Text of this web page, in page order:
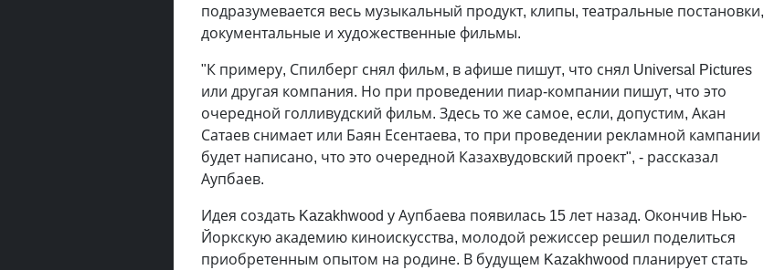
подразумевается весь музыкальный продукт, клипы, театральные постановки,
документальные и художественные фильмы.
"К примеру, Спилберг снял фильм, в афише пишут, что снял Universal Pictures
или другая компания. Но при проведении пиар-компании пишут, что это
очередной голливудский фильм. Здесь то же самое, если, допустим, Акан
Сатаев снимает или Баян Есентаева, то при проведении рекламной кампании
будет написано, что это очередной Казахвудовский проект", - рассказал
Аупбаев.
Идея создать Kazakhwood у Аупбаева появилась 15 лет назад. Окончив Нью-
Йоркскую академию киноискусства, молодой режиссер решил поделиться
приобретенным опытом на родине. В будущем Kazakhwood планирует стать